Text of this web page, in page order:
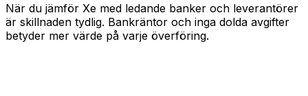
När du jämför Xe med ledande banker och leverantörer
är skillnaden tydlig. Bankräntor och inga dolda avgifter
betyder mer värde på varje överföring.